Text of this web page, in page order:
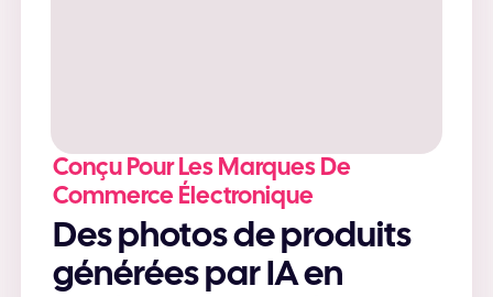
Conçu Pour Les Marques De
Commerce Électronique
Des photos de produits
générées par IA en